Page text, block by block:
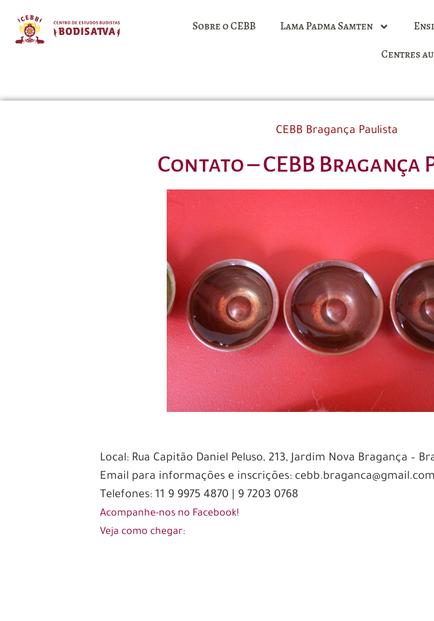
Sobre o CEBB Lama Padma Samten
Centres
CEBB Bragança Paulista
Contato – CEBB Bragança
Local: Rua Capitão Daniel Peluso, 213, Jardim Nova Bragança –
Email para informações e inscrições: cebb.braganca@gmail.com
Telefones: 11 9 9975 4870 | 9 7203 0768
Acompanhe-nos no Facebook!
Veja como chegar: